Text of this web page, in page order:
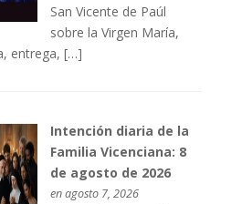
San Vicente de Paúl
sobre la Virgen María,
entrega, […]
Intención diaria de la
Familia Vicenciana: 8
de agosto de 2026
en agosto 7, 2026